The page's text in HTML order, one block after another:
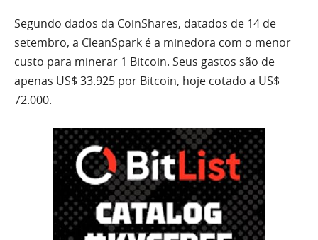
Segundo dados da CoinShares, datados de 14 de
setembro, a CleanSpark é a minedora com o menor
custo para minerar 1 Bitcoin. Seus gastos são de
apenas US$ 33.925 por Bitcoin, hoje cotado a US$
72.000.